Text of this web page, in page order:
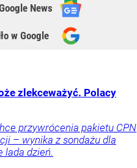
News
w Google
zlekceważyć. Polacy
przywrócenia pakietu CPN
– wynika z sondażu dla
lada dzień.